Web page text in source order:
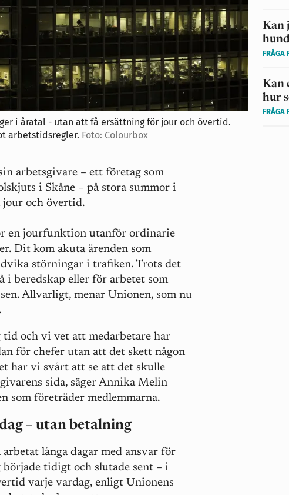
i åratal - utan att få ersättning för jour och övertid.
arbetstidsregler. Foto: Colourbox
arbetsgivare – ett företag som
i Skåne – på stora summor i
och övertid.
en jourfunktion utanför ordinarie
Dit kom akuta ärenden som
störningar i trafiken. Trots det
i beredskap eller för arbetet som
Allvarligt, menar Unionen, som nu
och vi vet att medarbetare har
för chefer utan att det skett någon
har vi svårt att se att det skulle
sida, säger Annika Melin
som företräder medlemmarna.
– utan betalning
långa dagar med ansvar för
tidigt och slutade sent – i
varje vardag, enligt Unionens
Kan
FRÅGA
Kan
hur
FRÅGA